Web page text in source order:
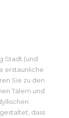
Stadt (und
erstaunliche
Sie zu den
Tälern und
dass